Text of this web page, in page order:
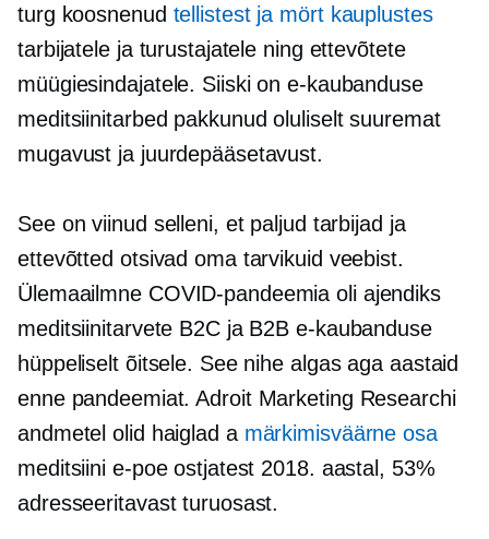
turg koosnenud tellistest ja mörtkauplustes
tarbijatele ja turustajatele ning ettevõtete
müügiesindajatele. Siiski on e-kaubanduse
meditsiinitarbed pakkunud oluliselt suuremat
mugavust ja juurdepääsetavust.
See on viinud selleni, et paljud tarbijad ja
ettevõtted otsivad oma tarvikuid veebist.
Ülemaailmne COVID-pandeemia oli ajendiks
meditsiinitarvete B2C ja B2B e-kaubanduse
hüppeliselt õitsele. See nihe algas aga aastaid
enne pandeemiat. Adroit Marketing Researchi
andmetel olid haiglad a märkimisväärne osa
meditsiini e-poe ostjatest 2018. aastal, 53%
adresseeritavast turuosast.